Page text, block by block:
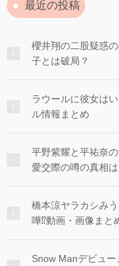
最近の投稿
櫻井翔の二股疑惑
子とは破局？
ラウールに彼女は
ル情報まとめ
平野紫耀と平祐奈
愛交際の噂の真相は
橋本涼ヤラカシみ
嘩⁉︎動画・画像まと
Snow Manデビュ